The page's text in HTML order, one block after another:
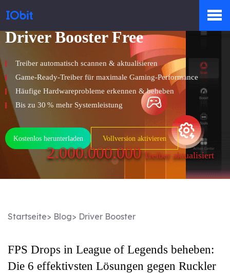
Shop
Presseraum
Support
Partner
Driver Booster Free
Treiber automatisch scannen & aktualisieren
Game-Ready-Treiber für maximale Gaming-Performance
Häufige Hardwareprobleme erkennen & beheben
Bis zu 30 % mehr Systemleistung
2.000.000.000 Treiber aktualisiert
Kostenlos herunterladen Vollversion aktivieren
Startseite> Blog> Driver Booster
FPS Drops in League of Legends beheben:
Die 6 effektivsten Lösungen gegen Ruckler